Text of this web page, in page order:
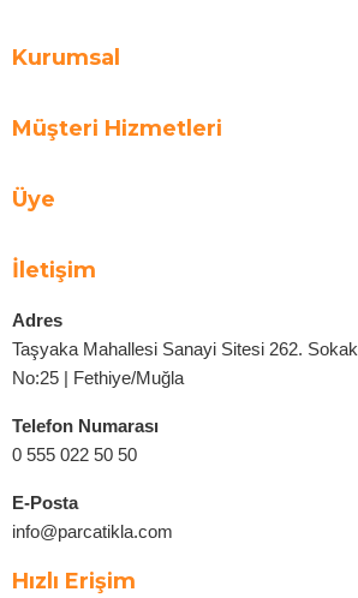
Kurumsal
Müşteri Hizmetleri
Üye
İletişim
Adres
Taşyaka Mahallesi Sanayi Sitesi 262. Sokak
No:25 | Fethiye/Muğla
Telefon Numarası
0 555 022 50 50
E-Posta
info@parcatikla.com
Hızlı Erişim